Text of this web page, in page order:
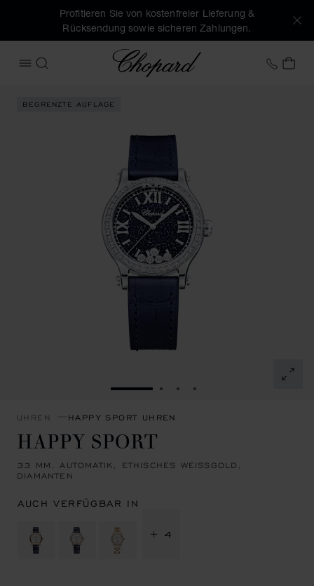
Profitieren Sie von kostenfreier Lieferung &
Rücksendung sowie sicheren Zahlungen.
MENÜ ÖFFNEN
SUCHEN
Chopard +43
ZUR FOLIE GEHEN 1
ZUR FOLIE GEHEN 2
ZUR FOLIE GEHEN 3
ZUR FOLIE GEHEN 4
BEGRENZTE AUFLAGE
UHREN HAPPY SPORT UHREN
HAPPY SPORT
33 MM, AUTOMATIK, ETHISCHES WEISSGOLD,
DIAMANTEN
AUCH VERFÜGBAR IN
+ 4